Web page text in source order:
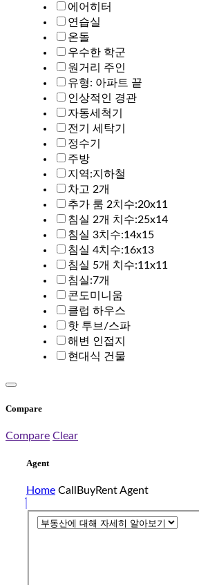
에어히터
연습실
온돌
우수한 학군
원거리 주인
유형: 아파트 끝
인상적인 경관
자동세척기
전기 세탁기
정수기
주방
지역:지하철
차고 2개
추가 룸 2치수:20x11
침실 2개 치수:25x14
침실 3치수:14x15
침실 4치수:16x13
침실 5개 치수:11x11
침실:7개
콘도미니움
클럽 하우스
핫 투브/스파
해변 인접지
현대식 건물
Compare
Compare Clear
Agent
Home CallBuyRent Agent